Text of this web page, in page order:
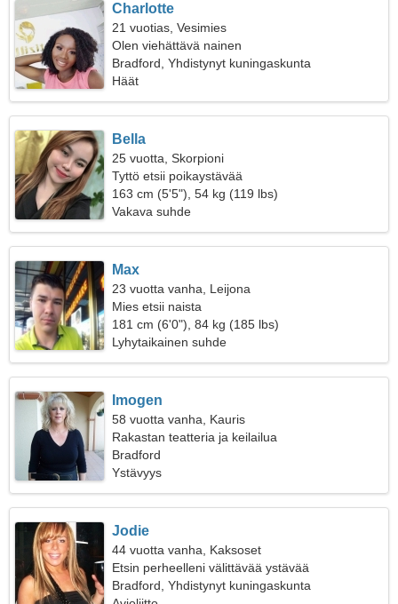
Charlotte
21 vuotias, Vesimies
Olen viehättävä nainen
Bradford, Yhdistynyt kuningaskunta
Häät
Bella
25 vuotta, Skorpioni
Tyttö etsii poikaystävää
163 cm (5'5"), 54 kg (119 lbs)
Vakava suhde
Max
23 vuotta vanha, Leijona
Mies etsii naista
181 cm (6'0"), 84 kg (185 lbs)
Lyhytaikainen suhde
Imogen
58 vuotta vanha, Kauris
Rakastan teatteria ja keilailua
Bradford
Ystävyys
Jodie
44 vuotta vanha, Kaksoset
Etsin perheelleni välittävää ystävää
Bradford, Yhdistynyt kuningaskunta